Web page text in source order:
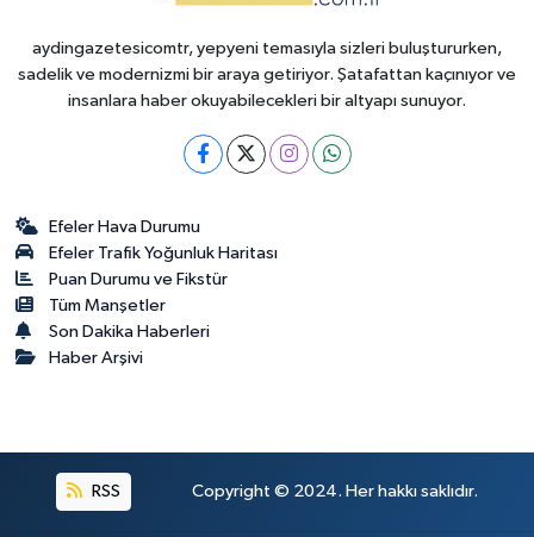
aydingazetesicomtr, yepyeni temasıyla sizleri buluştururken,
sadelik ve modernizmi bir araya getiriyor. Şatafattan kaçınıyor ve
insanlara haber okuyabilecekleri bir altyapı sunuyor.
Efeler Hava Durumu
Efeler Trafik Yoğunluk Haritası
Puan Durumu ve Fikstür
Tüm Manşetler
Son Dakika Haberleri
Haber Arşivi
RSS Copyright © 2024. Her hakkı saklıdır.